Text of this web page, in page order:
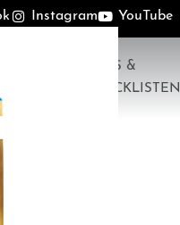
Instagram YouTube
TIPPS &
CHECKLISTEN